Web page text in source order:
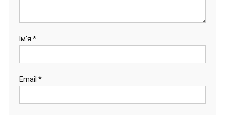
Ім'я *
Email *